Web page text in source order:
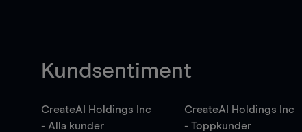
Kundsentiment
CreateAI Holdings Inc
- Alla kunder
CreateAI Holdings Inc
- Toppkunder